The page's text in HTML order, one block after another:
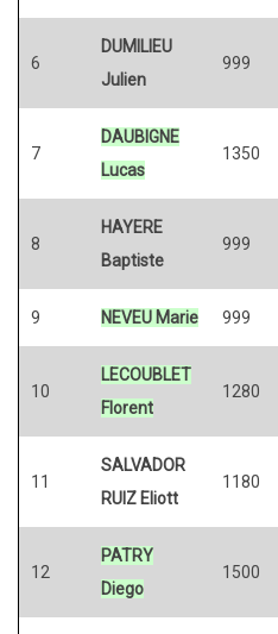
6
DUMILIEU
Julien
999
7
DAUBIGNE
Lucas
1350
8
HAYERE
Baptiste
999
9 NEVEU Marie 999
10
LECOUBLET
Florent
1280
11
SALVADOR
RUIZ Eliott
1180
12
PATRY
Diego
1500